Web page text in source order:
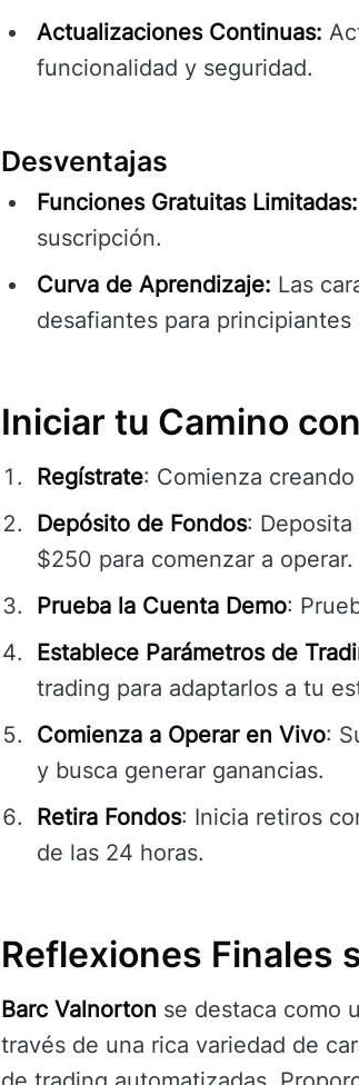
Actualizaciones Continuas:
funcionalidad y seguridad.
Desventajas
Funciones Gratuitas Limitadas:
suscripción.
Curva de Aprendizaje: Las
desafiantes para principiantes
Iniciar tu Camino
Regístrate: Comienza
Depósito de Fondos:
$250 para comenzar a operar.
Prueba la Cuenta Demo:
Establece Parámetros de
trading para adaptarlos a tu
Comienza a Operar en Vivo:
y busca generar ganancias.
Retira Fondos: Inicia retiros
de las 24 horas.
Reflexiones Finales
Barc Valnorton se destaca como
través de una rica variedad de